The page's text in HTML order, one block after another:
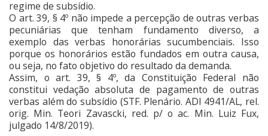
regime de subsídio.
O art. 39, § 4º não impede a percepção de outras verbas
pecuniárias que tenham fundamento diverso, a
exemplo das verbas honorárias sucumbenciais. Isso
porque os honorários estão fundados em outra causa,
ou seja, no fato objetivo do resultado da demanda.
Assim, o art. 39, § 4º, da Constituição Federal não
constitui vedação absoluta de pagamento de outras
verbas além do subsídio (STF. Plenário. ADI 4941/AL, rel.
orig. Min. Teori Zavascki, red. p/ o ac. Min. Luiz Fux,
julgado 14/8/2019).